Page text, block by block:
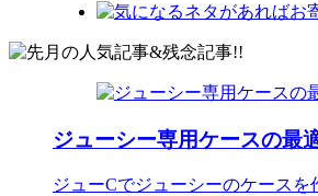
ジューシー専用ケースの最
ジューCでジューシーのケースを